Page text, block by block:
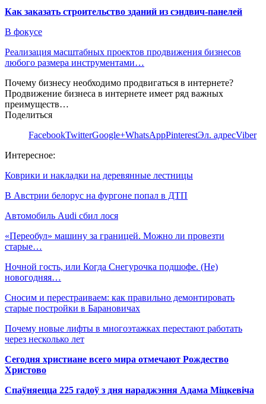
Как заказать строительство зданий из сэндвич-панелей
В фокусе
Реализация масштабных проектов продвижения бизнесов
любого размера инструментами…
Почему бизнесу необходимо продвигаться в интернете?
Продвижение бизнеса в интернете имеет ряд важных
преимуществ…
Поделиться
FacebookTwitterGoogle+WhatsAppPinterestЭл. адресViber
Интересное:
Коврики и накладки на деревянные лестницы
В Австрии белорус на фургоне попал в ДТП
Автомобиль Audi сбил лося
«Переобул» машину за границей. Можно ли провезти
старые…
Ночной гость, или Когда Снегурочка подшофе. (Не)
новогодняя…
Сносим и перестраиваем: как правильно демонтировать
старые постройки в Барановичах
Почему новые лифты в многоэтажках перестают работать
через несколько лет
Сегодня христиане всего мира отмечают Рождество
Христово
Спаўняецца 225 гадоў з дня нараджэння Адама Міцкевіча